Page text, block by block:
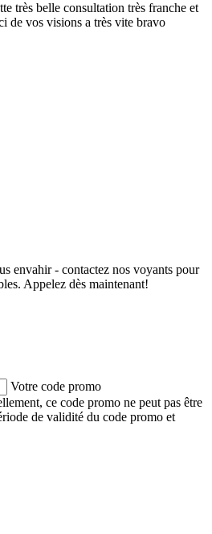
très belle consultation très franche et
de vos visions a très vite bravo
envahir - contactez nos voyants pour
Appelez dès maintenant!
Votre code promo
ce code promo ne peut pas être
de validité du code promo et